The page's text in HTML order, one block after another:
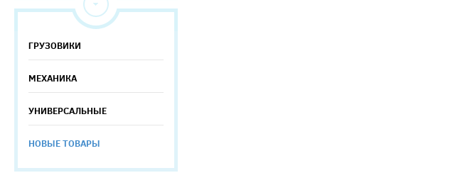
ГРУЗОВИКИ
МЕХАНИКА
УНИВЕРСАЛЬНЫЕ
НОВЫЕ ТОВАРЫ